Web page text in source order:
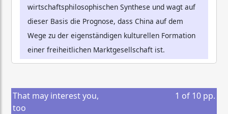
wirtschaftsphilosophischen Synthese und wagt auf
dieser Basis die Prognose, dass China auf dem
Wege zu der eigenständigen kulturellen Formation
einer freiheitlichen Marktgesellschaft ist.
That may interest you,
too
1 of 10 pp.